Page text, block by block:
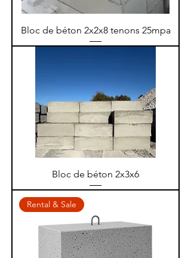
Bloc de béton 2x2x8 tenons 25mpa
Bloc de béton 2x3x6
Rental & Sale